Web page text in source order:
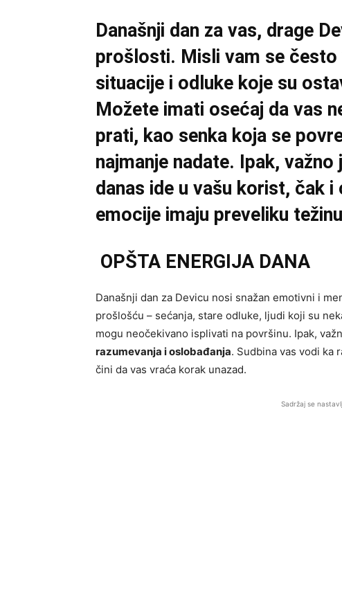
Današnji dan za vas, drage
prošlosti. Misli vam se često
situacije i odluke koje su
Možete imati osećaj da vas
prati, kao senka koja se
najmanje nadate. Ipak,
danas ide u vašu korist, čak i
emocije imaju preveliku
OPŠTA ENERGIJA DANA
Današnji dan za Devicu nosi snažan emotivni i
prošlošću – sećanja, stare odluke, ljudi koji su
mogu neočekivano isplivati na površinu. Ipak,
razumevanja i oslobađanja. Sudbina vas vodi ka
čini da vas vraća korak unazad.
Sadržaj se